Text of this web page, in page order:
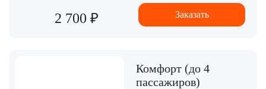
2 700 ₽ Заказать
Комфорт (до 4
пассажиров)